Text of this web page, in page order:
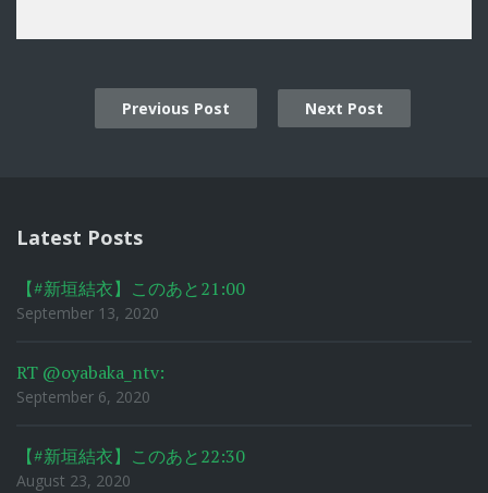
Previous Post Next Post
Latest Posts
【#新垣結衣】このあと21:00
September 13, 2020
RT @oyabaka_ntv:
September 6, 2020
【#新垣結衣】このあと22:30
August 23, 2020